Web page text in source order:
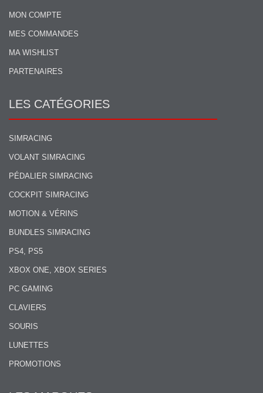
MON COMPTE
MES COMMANDES
MA WISHLIST
PARTENAIRES
LES CATÉGORIES
SIMRACING
VOLANT SIMRACING
PÉDALIER SIMRACING
COCKPIT SIMRACING
MOTION & VÉRINS
BUNDLES SIMRACING
PS4, PS5
XBOX ONE, XBOX SERIES
PC GAMING
CLAVIERS
SOURIS
LUNETTES
PROMOTIONS